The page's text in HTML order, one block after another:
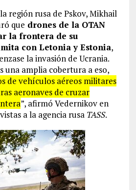
región rusa de Pskov, Mikhail
que drones de la OTAN
la frontera de su
con Letonia y Estonia,
la invasión de Ucrania.
una amplia cobertura a eso,
de vehículos aéreos militares
aeronaves de cruzar
”, afirmó Vedernikov en
a la agencia rusa TASS.